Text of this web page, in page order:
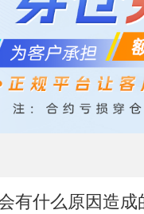
有什么原因造